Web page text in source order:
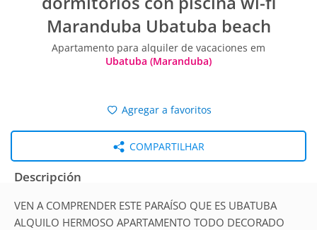
Maranduba Ubatuba beach
Apartamento para alquiler de vacaciones em
Ubatuba (Maranduba)
Agregar a favoritos
COMPARTILHAR
Descripción
VEN A COMPRENDER ESTE PARAÍSO QUE ES UBATUBA
ALQUILO HERMOSO APARTAMENTO TODO DECORADO